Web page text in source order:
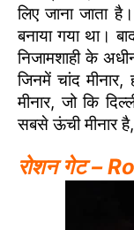
लिए जाना जाता
बनाया गया था।
निजामशाही के
जिनमें चांद मीनार,
मीनार, जो कि
सबसे ऊंची मीनार
रोशन गेट –